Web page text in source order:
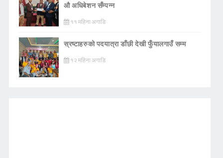
औ अधिबेशन सँम्पन्न
११ महिना अगाडि
स्रष्टाहरुको पदयात्रा डाँछी देखी फुँयालगाउँ सम्म
१२ महिना अगाडि